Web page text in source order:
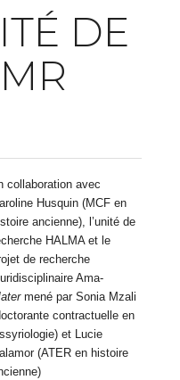
DE
collaboration avec
Husquin (MCF en
ancienne), l’unité de
HALMA et le
de recherche
Ama-
mené par Sonia Mzali
contractuelle en
et Lucie
(ATER en histoire